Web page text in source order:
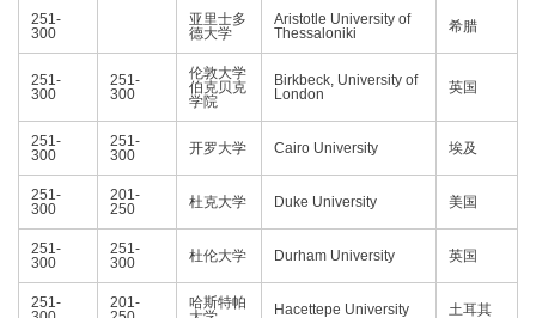
251-
300
亚里士多
德大学
Aristotle University of
Thessaloniki
希腊
251-
300
251-
300
伦敦大学
伯克贝克
学院
Birkbeck, University of
London
英国
251-
300
251-
300
开罗大学 Cairo University 埃及
251-
300
201-
250
杜克大学 Duke University 美国
251-
300
251-
300
杜伦大学 Durham University 英国
251-
201-
哈斯特帕
Hacettepe University 土耳其